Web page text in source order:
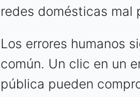
redes domésticas mal
Los errores humanos
común. Un clic en un
pública pueden